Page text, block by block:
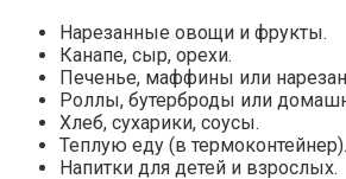
Нарезанные овощи и фрукты.
Канапе, сыр, орехи.
Печенье, маффины или
Роллы, бутерброды или
Хлеб, сухарики, соусы.
Теплую еду (в термоконтейнер).
Напитки для детей и взрослых.